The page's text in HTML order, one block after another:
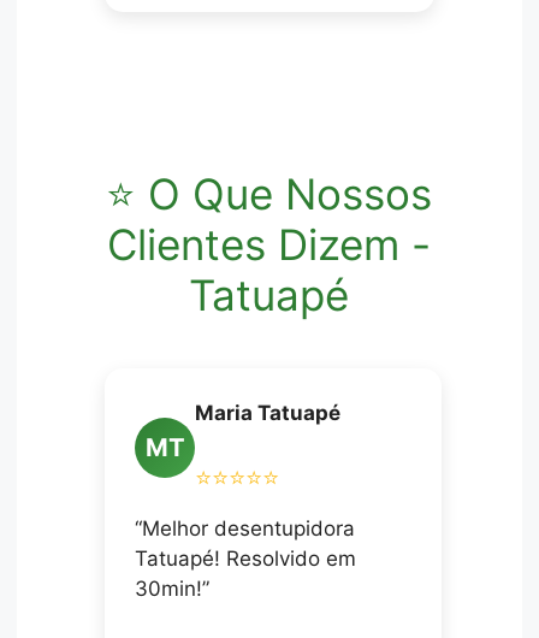
⭐ O Que Nossos
Clientes Dizem -
Tatuapé
MT
Maria Tatuapé
⭐⭐⭐⭐⭐
“Melhor desentupidora
Tatuapé! Resolvido em
30min!”